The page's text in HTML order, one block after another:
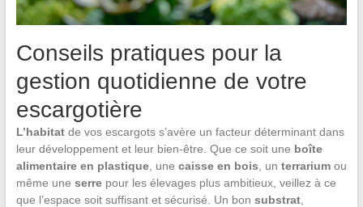
Conseils pratiques pour la
gestion quotidienne de votre
escargotière
L’habitatde vos escargots s’avère un facteur déterminant dans
leur développement et leur bien-être. Que ce soit une boîte
alimentaire en plastique, une caisse en bois , un terrariumou
même une serrepour les élevages plus ambitieux, veillez à ce
que l’espace soit suffisant et sécurisé. Un bon substrat,